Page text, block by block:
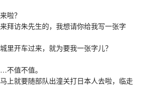
啦？
访朱先生的，我想请你给我写一张字
开车过来，就为要我一张字儿？
值不值。
就要随部队出潼关打日本人去啦，临走